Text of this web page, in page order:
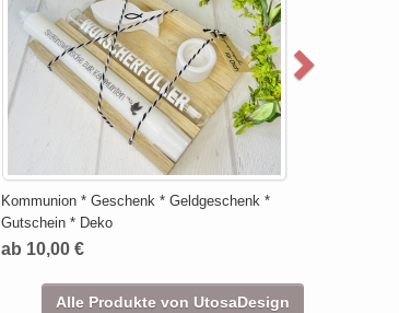
Kommunion * Geschenk * Geldgeschenk *
Gutschein * Deko
ab 10,00 €
Alle Produkte von UtosaDesign